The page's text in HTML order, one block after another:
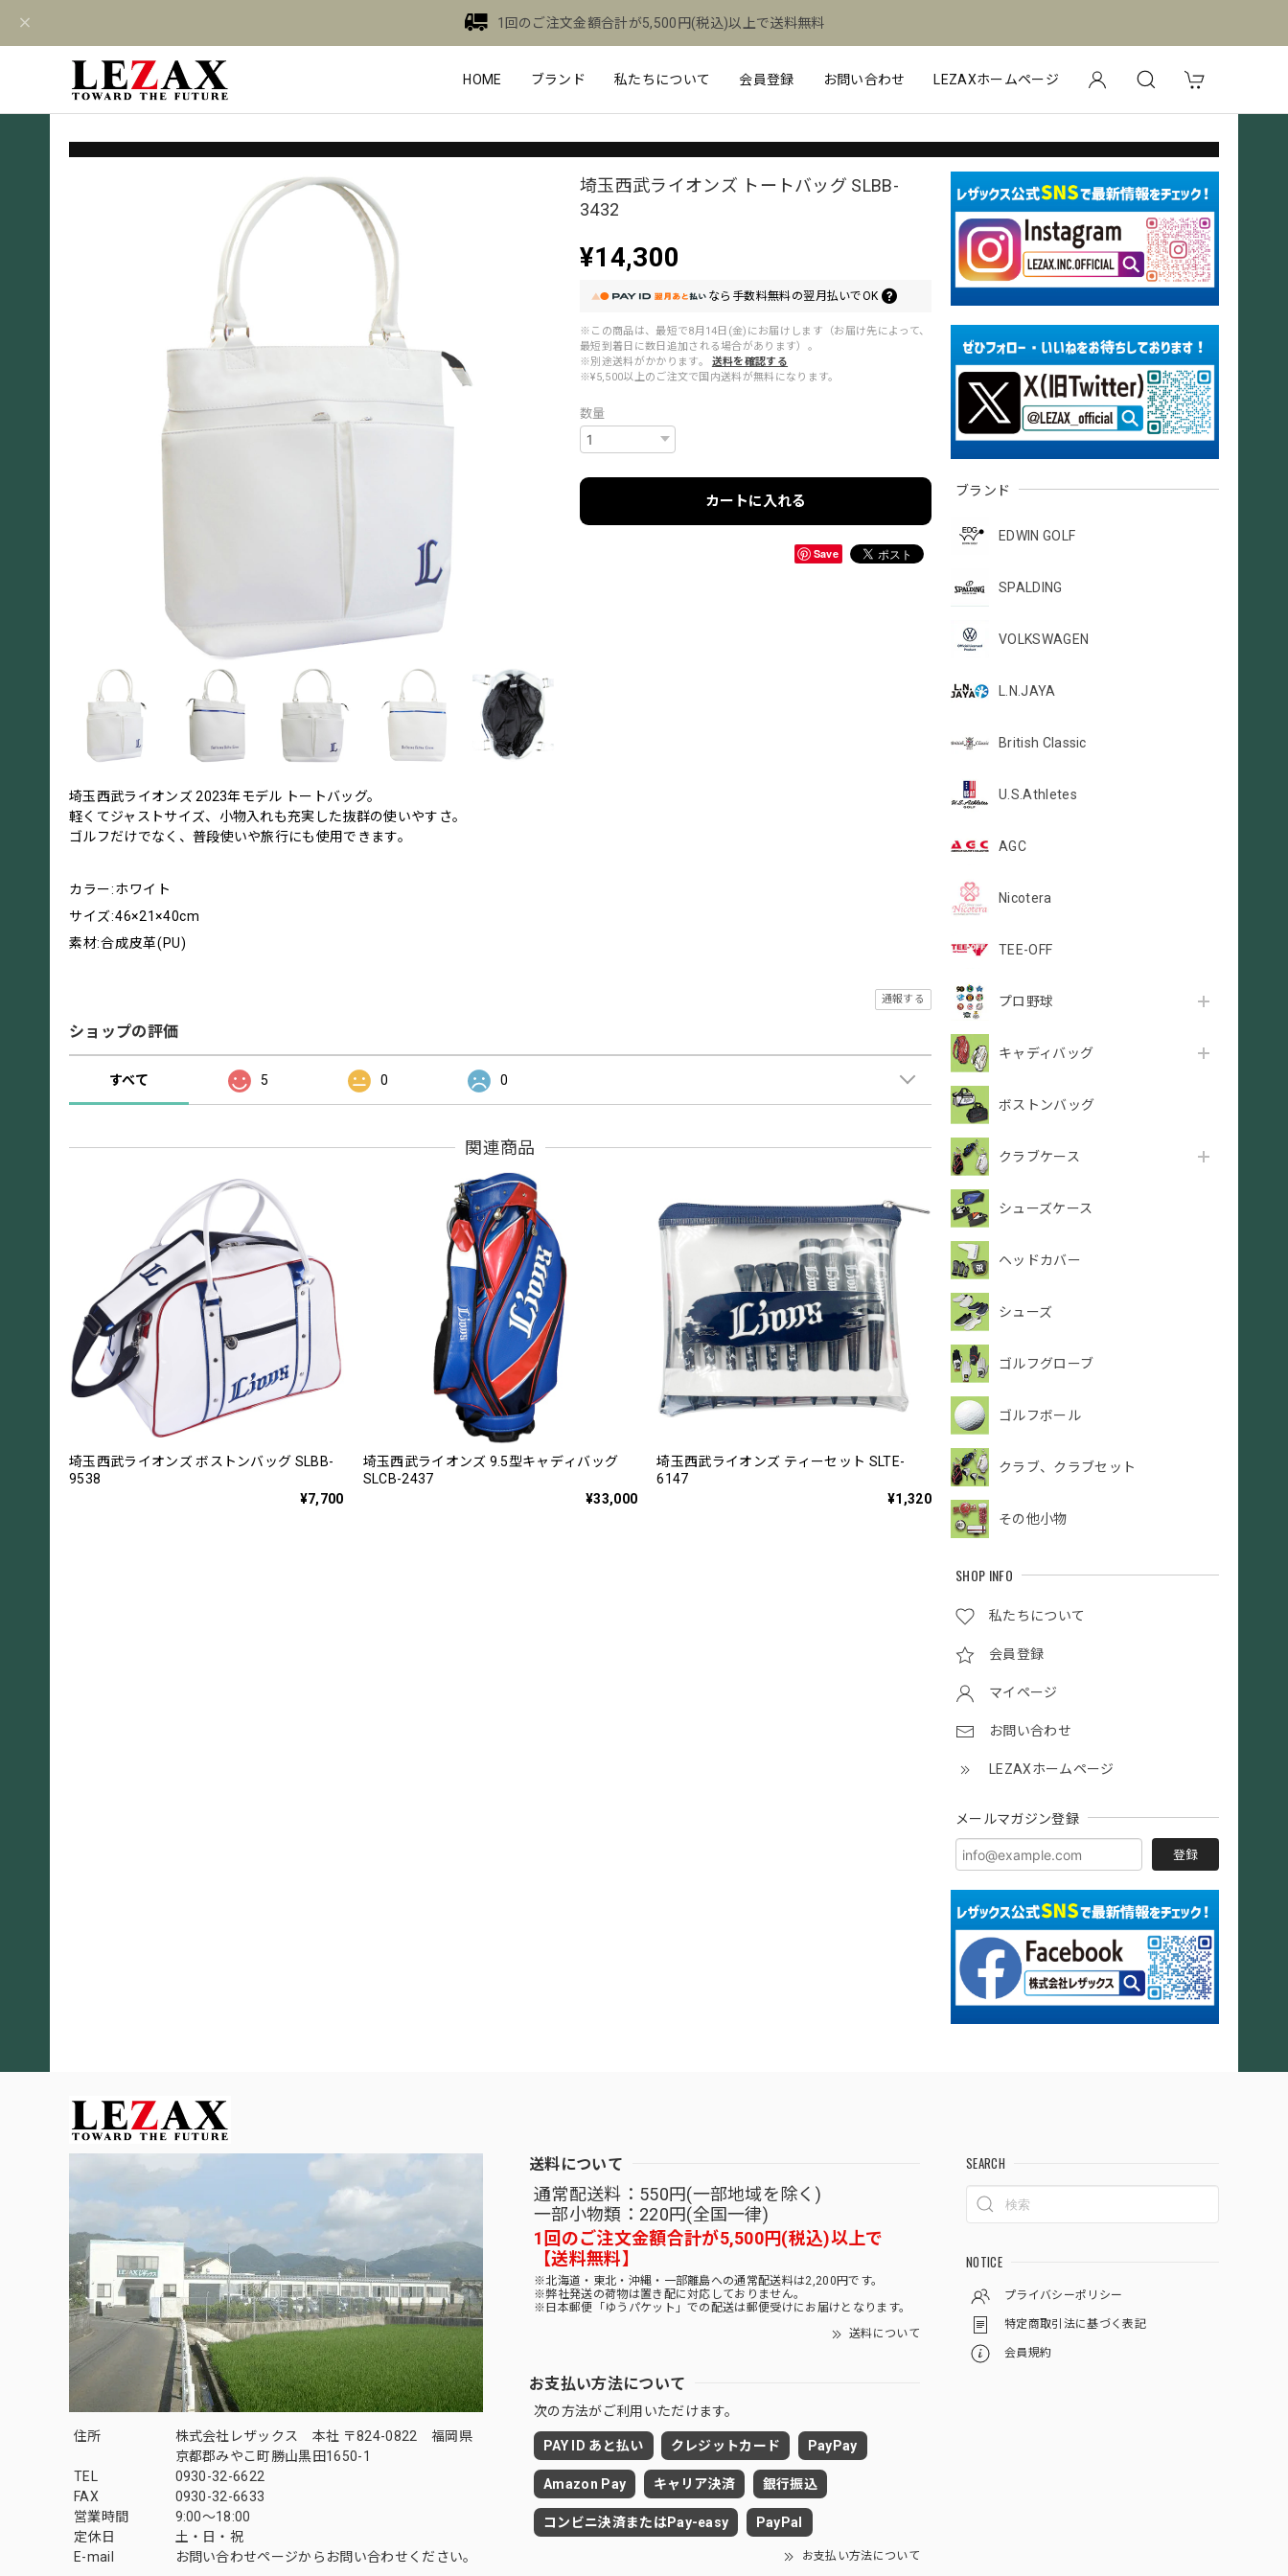
1回のご注文金額合計が5,500円(税込)以上で送料無料
HOME ブランド 私たちについて 会員登録 お問い合わせ LEZAXホームページ
ブランド
EDWIN GOLF
SPALDING
VOLKSWAGEN
L.N.JAYA
British Classic
U.S.Athletes
AGC
Nicotera
TEE-OFF
プロ野球
キャディバッグ
ボストンバッグ
クラブケース
シューズケース
ヘッドカバー
シューズ
ゴルフグローブ
ゴルフボール
クラブ、クラブセット
その他小物
SHOP INFO
私たちについて
会員登録
マイページ
お問い合わせ
LEZAXホームページ
メールマガジン登録
登録
埼玉西武ライオンズ トートバッグ SLBB-
3432
¥14,300
なら 手数料無料の翌月払いでOK
※この商品は、最短で8月14日(金)にお届けします（お届け先によって、
最短到着日に数日追加される場合があります）。
※別途送料がかかります。
送料を確認する
※¥5,500以上のご注文で国内送料が無料になります。
数量
カートに入れる
Save
埼玉西武ライオンズ 2023年モデル トートバッグ。
軽くてジャストサイズ、小物入れも充実した抜群の使いやすさ。
ゴルフだけでなく、普段使いや旅行にも使用できます。
カラー:ホワイト
サイズ:46×21×40cm
素材:合成皮革(PU)
通報する
ショップの評価
すべて 5 0 0
関連商品
埼玉西武ライオンズ ボストンバッグ SLBB-
9538
¥7,700
埼玉西武ライオンズ 9.5型キャディバッグ
SLCB-2437
¥33,000
埼玉西武ライオンズ ティーセット SLTE-
6147
¥1,320
住所
株式会社レザックス 本社 〒824-0822 福岡県
京都郡みやこ町勝山黒田1650-1
TEL
0930-32-6622
FAX
0930-32-6633
営業時間
9:00〜18:00
定休日
土・日・祝
E-mail
お問い合わせページからお問い合わせください。
送料について
通常配送料：550円(一部地域を除く)
一部小物類：220円(全国一律)
1回のご注文金額合計が5,500円(税込)以上で
【送料無料】
※北海道・東北・沖縄・一部離島への通常配送料は2,200円です。
※弊社発送の荷物は置き配に対応しておりません。
※日本郵便「ゆうパケット」での配送は郵便受けにお届けとなります。
送料について
お支払い方法について
次の方法がご利用いただけます。
PAY ID あと払い クレジットカード PayPay
Amazon Pay キャリア決済 銀行振込
コンビニ決済またはPay-easy PayPal
お支払い方法について
SEARCH
NOTICE
プライバシーポリシー
特定商取引法に基づく表記
会員規約